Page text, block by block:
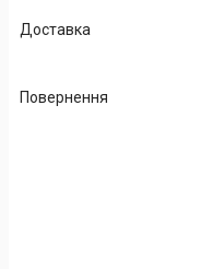
Доставка
Повернення